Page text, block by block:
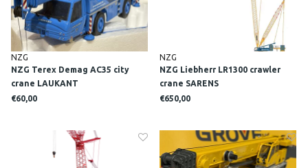
NZG
NZG Terex Demag AC35 city
crane LAUKANT
€60,00
NZG
NZG Liebherr LR1300 crawler
crane SARENS
€650,00